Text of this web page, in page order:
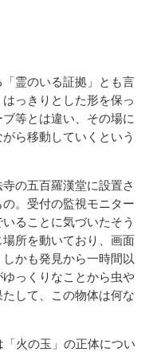
霊のいる証拠」とも言
っきりとした形を保っ
等とは違い、その場に
ら移動していくという
の五百羅漢堂に設置さ
。受付の監視モニター
ることに気づいたそう
所を動いており、画面
かも発見から一時間以
ゆっくりなことから虫や
して、この物体は何な
火の玉」の正体につい